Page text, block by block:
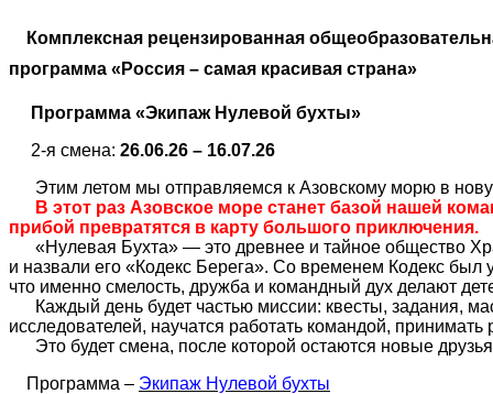
Комплексная рецензированная
программа «Россия – самая красивая страна»
Программа «Экипаж Нулевой бухты»
2-я смена: 26.06.26 – 16.07.26
Этим летом мы отправляемся к Азовскому морю в
В этот раз Азовское море станет базой нашей
прибой превратятся в карту большого приключения.
«Нулевая Бухта» — это древнее и тайное общество
и назвали его «Кодекс Берега». Со временем Кодекс был
что именно смелость, дружба и командный дух делают
Каждый день будет частью миссии: квесты, задания,
исследователей, научатся работать командой,
Это будет смена, после которой остаются новые
Программа – Экипаж Нулевой бухты